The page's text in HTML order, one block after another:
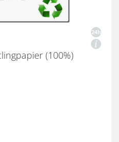
(100%)